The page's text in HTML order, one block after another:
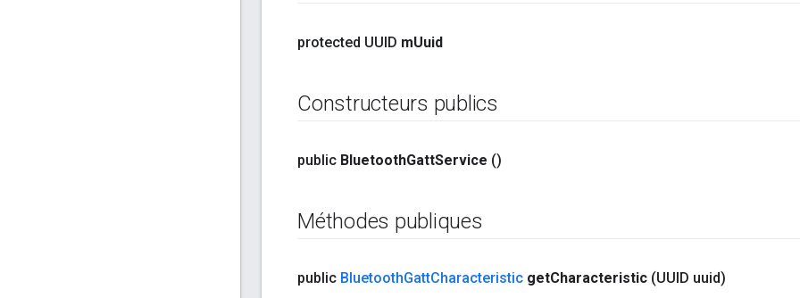
protected UUID mUuid
Constructeurs publics
public BluetoothGattService ()
Méthodes publiques
public BluetoothGattCharacteristic getCharacteristic (UUID uuid)